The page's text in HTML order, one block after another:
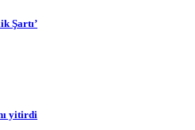
Şartı’
yitirdi